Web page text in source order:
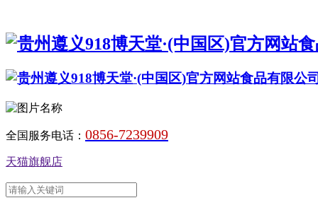
全国服务电话： 0856-7239909
天猫旗舰店